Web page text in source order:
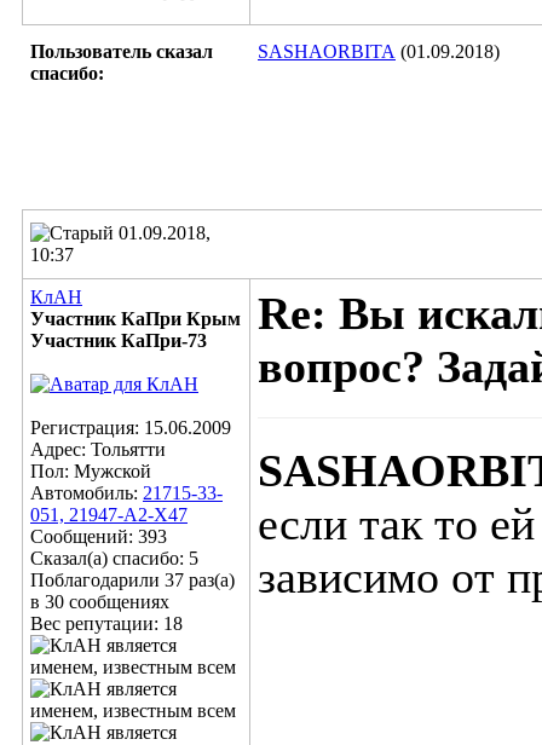
Пользователь сказал
cпасибо:
SASHAORBITA (01.09.2018)
01.09.2018,
10:37
КлАН
Участник КаПри Крым
Участник КаПри-73
Регистрация: 15.06.2009
Адрес: Тольятти
Пол: Мужской
Автомобиль: 21715-33-
051, 21947-А2-Х47
Сообщений: 393
Сказал(а) спасибо: 5
Поблагодарили 37 раз(а)
в 30 сообщениях
Вес репутации: 18
Re: Вы
вопрос?
если так то
зависимо от